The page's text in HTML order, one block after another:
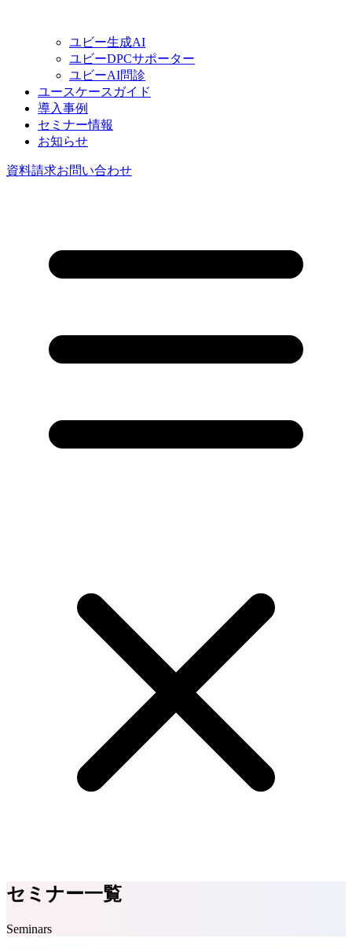
ユビー生成AI
ユビーDPCサポーター
ユビーAI問診
ユースケースガイド
導入事例
セミナー情報
お知らせ
資料請求お問い合わせ
セミナー一覧
Seminars